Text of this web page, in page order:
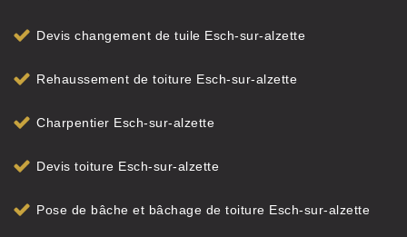
Devis changement de tuile Esch-sur-alzette
Rehaussement de toiture Esch-sur-alzette
Charpentier Esch-sur-alzette
Devis toiture Esch-sur-alzette
Pose de bâche et bâchage de toiture Esch-sur-alzette